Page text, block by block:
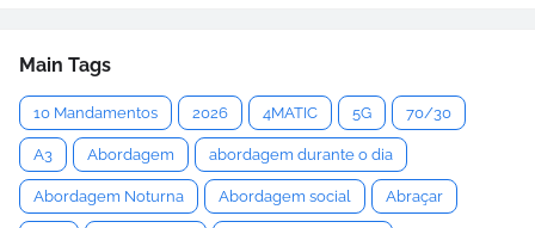
Main Tags
10 Mandamentos 2026 4MATIC 5G 70/30
A3 Abordagem abordagem durante o dia
Abordagem Noturna Abordagem social Abraçar